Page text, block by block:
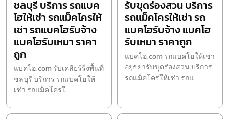
ชลบุรี บริการ รถแบค
โฮให้เช่า รถแม็คโครให้
เช่า รถแบคโฮรับจ้าง
แบคโฮรับเหมา ราคา
ถูก
แบคโฮ.com รับเคลียร์ริ่งพื้นที่
ชลบุรี บริการ รถแบคโฮให้
เช่า รถแม็คโครใ
รับขุดร่องสวน บริการ
รถแม็คโครให้เช่า รถ
แบคโฮรับจ้าง แบคโฮ
รับเหมา ราคาถูก
แบคโฮ.com รถแบคโฮให้เช่า
อยุธยารับขุดร่องสวน บริการ
รถแม็คโครให้เช่า รถแ